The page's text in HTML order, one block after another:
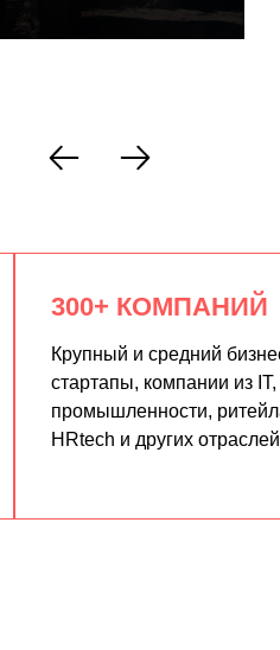
300+ КОМПАНИЙ
Крупный и средний
стартапы, компании из
промышленности,
HRtech и других отраслей